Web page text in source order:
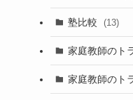
塾比較 (13)
家庭教師のト
家庭教師のト